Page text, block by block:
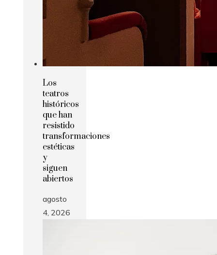
Los
teatros
históricos
que han
resistido
transformaciones
estéticas
y
siguen
abiertos
agosto
4, 2026